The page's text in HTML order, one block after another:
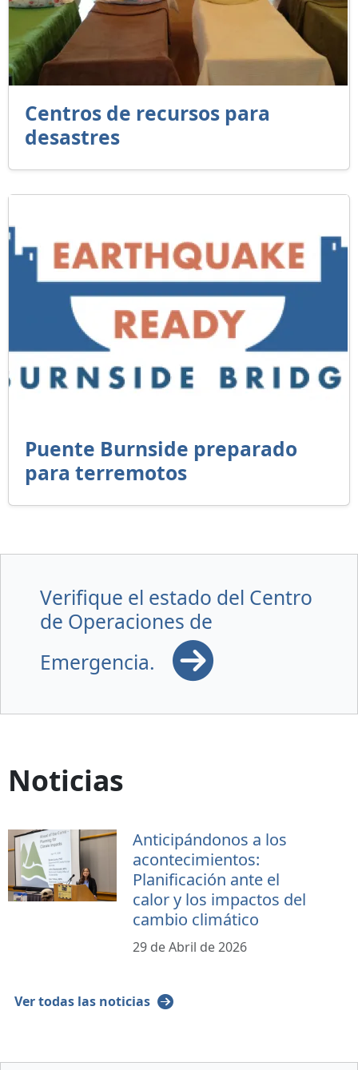
Centros de recursos para
desastres
Puente Burnside preparado
para terremotos
Verifique el estado del Centro
de Operaciones de
Emergencia.
Noticias
Anticipándonos a los
acontecimientos:
Planificación ante el
calor y los impactos del
cambio climático
29 de Abril de 2026
Ver todas las noticias